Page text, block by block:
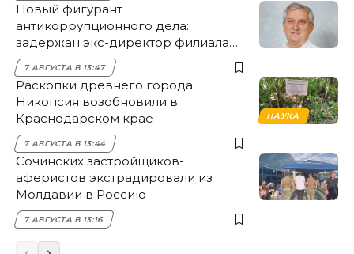
Новый фигурант
антикоррупционного дела:
задержан экс-директор филиала
НЭСК Крымска
7 АВГУСТА В 13:47
НАУКА
Раскопки древнего города
Никопсия возобновили в
Краснодарском крае
7 АВГУСТА В 13:44
Сочинских застройщиков-
аферистов экстрадировали из
Молдавии в Россию
7 АВГУСТА В 13:16